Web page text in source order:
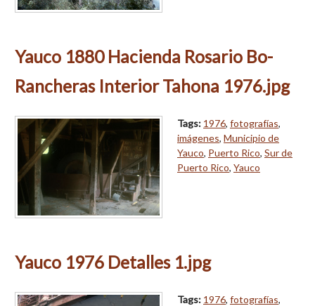
Yauco 1880 Hacienda Rosario Bo-
Rancheras Interior Tahona 1976.jpg
Tags: 1976, fotografías,
imágenes, Municipio de
Yauco, Puerto Rico, Sur de
Puerto Rico, Yauco
Yauco 1976 Detalles 1.jpg
Tags: 1976, fotografías,